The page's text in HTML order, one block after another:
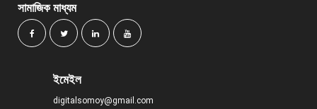
সামাজিক মাধ্যম
ইমেইল
digitalsomoy@gmail.com